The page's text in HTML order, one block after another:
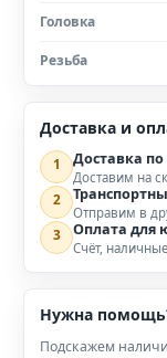
Головка
Резьба
Доставка и
1 Доставка по
Доставим на
2
Отправим в
3 Оплата для
Счёт,
Нужна
Подскажем